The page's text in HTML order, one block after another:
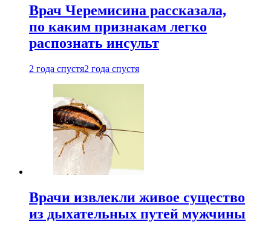
Врач Черемисина рассказала,
по каким признакам легко
распознать инсульт
2 года спустя2 года спустя
Врачи извлекли живое существо
из дыхательных путей мужчины